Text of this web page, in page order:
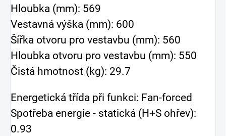
Hloubka (mm): 569
Vestavná výška (mm): 600
Šířka otvoru pro vestavbu (mm): 560
Hloubka otvoru pro vestavbu (mm): 550
Čistá hmotnost (kg): 29.7
Energetická třída při funkci: Fan-forced
Spotřeba energie - statická (H+S ohřev):
0.93